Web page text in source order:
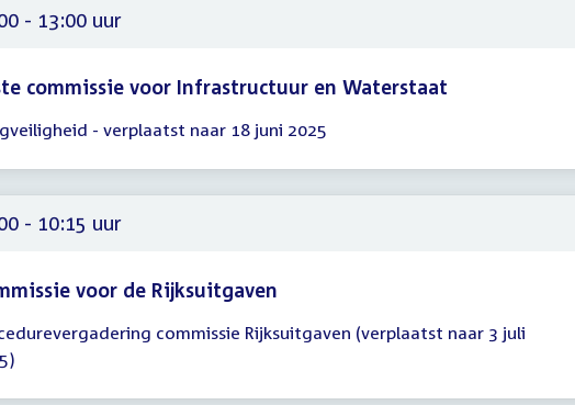
- 13:00 uur
commissie voor Infrastructuur en Waterstaat
- verplaatst naar 18 juni 2025
- 10:15 uur
voor de Rijksuitgaven
commissie Rijksuitgaven (verplaatst naar 3 juli